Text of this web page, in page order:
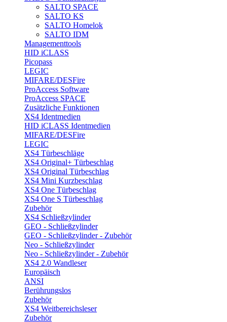
SALTO SPACE
SALTO KS
SALTO Homelok
SALTO IDM
Managementtools
HID iCLASS
Picopass
LEGIC
MIFARE/DESFire
ProAccess Software
ProAccess SPACE
Zusätzliche Funktionen
XS4 Identmedien
HID iCLASS Identmedien
MIFARE/DESFire
LEGIC
XS4 Türbeschläge
XS4 Original+ Türbeschlag
XS4 Original Türbeschlag
XS4 Mini Kurzbeschlag
XS4 One Türbeschlag
XS4 One S Türbeschlag
Zubehör
XS4 Schließzylinder
GEO - Schließzylinder
GEO - Schließzylinder - Zubehör
Neo - Schließzylinder
Neo - Schließzylinder - Zubehör
XS4 2.0 Wandleser
Europäisch
ANSI
Berührungslos
Zubehör
XS4 Weitbereichsleser
Zubehör